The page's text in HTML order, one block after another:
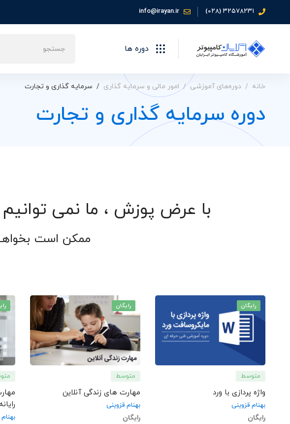
۳۲۵۷۸۲۳۱ (۰۲۸) info@irayan.ir
دوره ها
برای:
خانه دوره‌های آموزشی امور مالی و سرمایه گذاری سرمایه گذاری و تجارت
دوره سرمایه گذاری و تجارت
با عرض پوزش ، ما نمی
ممکن است
رایگان
متوسط
واژه پردازی با ورد
بهنام قزوینی
رایگان
رایگان
متوسط
مهارت های زندگی آنلاین
بهنام قزوینی
رایگان
رایانه